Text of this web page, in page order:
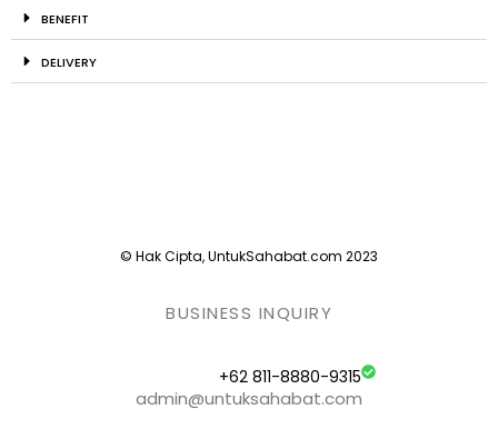
BENEFIT
DELIVERY
© Hak Cipta, UntukSahabat.com 2023
BUSINESS INQUIRY
+62 811-8880-9315
admin@untuksahabat.com